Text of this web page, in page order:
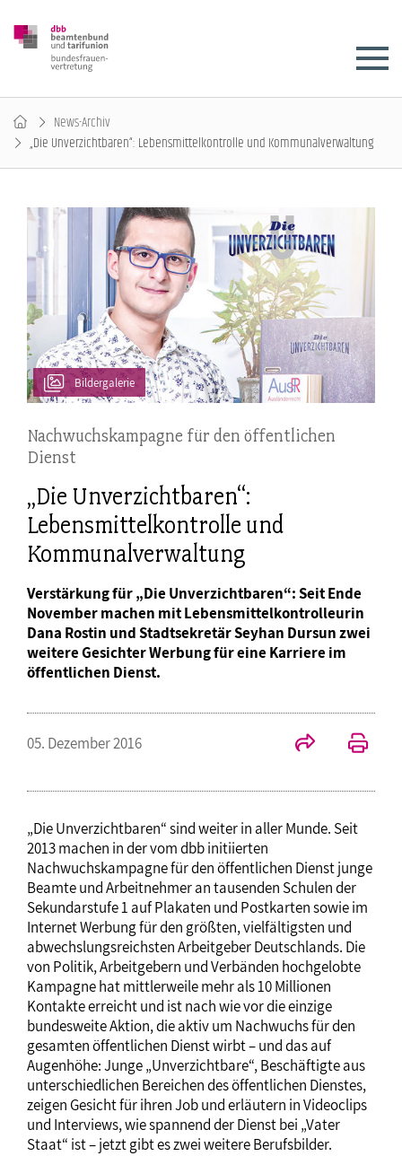
News-Archiv
„Die Unverzichtbaren“: Lebensmittelkontrolle und Kommunalverwaltung
Bildergalerie
Nachwuchskampagne für den öffentlichen
Dienst
„Die Unverzichtbaren“:
Lebensmittelkontrolle und
Kommunalverwaltung
Verstärkung für „Die Unverzichtbaren“: Seit Ende
November machen mit Lebensmittelkontrolleurin
Dana Rostin und Stadtsekretär Seyhan Dursun zwei
weitere Gesichter Werbung für eine Karriere im
öffentlichen Dienst.
05. Dezember 2016
„Die Unverzichtbaren“ sind weiter in aller Munde. Seit
2013 machen in der vom dbb initiierten
Nachwuchskampagne für den öffentlichen Dienst junge
Beamte und Arbeitnehmer an tausenden Schulen der
Sekundarstufe 1 auf Plakaten und Postkarten sowie im
Internet Werbung für den größten, vielfältigsten und
abwechslungsreichsten Arbeitgeber Deutschlands. Die
von Politik, Arbeitgebern und Verbänden hochgelobte
Kampagne hat mittlerweile mehr als 10 Millionen
Kontakte erreicht und ist nach wie vor die einzige
bundesweite Aktion, die aktiv um Nachwuchs für den
gesamten öffentlichen Dienst wirbt – und das auf
Augenhöhe: Junge „Unverzichtbare“, Beschäftigte aus
unterschiedlichen Bereichen des öffentlichen Dienstes,
zeigen Gesicht für ihren Job und erläutern in Videoclips
und Interviews, wie spannend der Dienst bei „Vater
Staat“ ist – jetzt gibt es zwei weitere Berufsbilder.